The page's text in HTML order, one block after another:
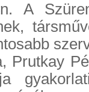
A
Prutkay